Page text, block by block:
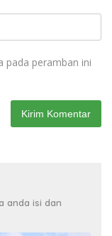
pada peramban ini
anda isi dan